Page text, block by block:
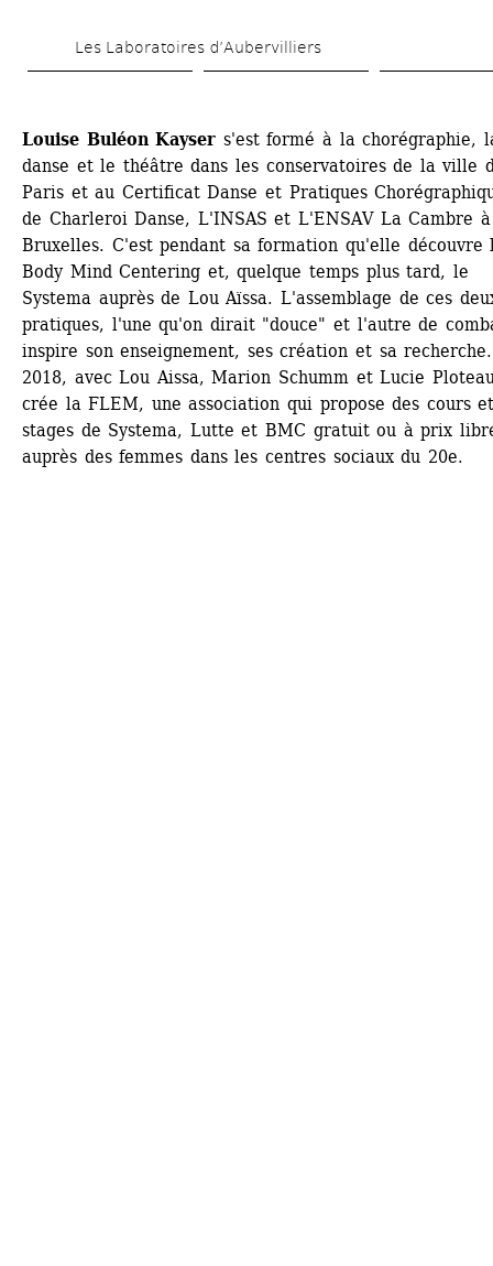
to
Les Laboratoires d’Aubervilliers
Louise Buléon Kayser s'est formé à la chorégraphie,
danse et le théâtre dans les conservatoires de la ville
Paris et au Certificat Danse et Pratiques
de Charleroi Danse, L'INSAS et L'ENSAV La Cambre à
Bruxelles. C'est pendant sa formation qu'elle découvre
Body Mind Centering et, quelque temps plus tard, le
Systema auprès de Lou Aïssa. L'assemblage de ces
pratiques, l'une qu'on dirait "douce" et l'autre de
inspire son enseignement, ses création et sa
2018, avec Lou Aissa, Marion Schumm et Lucie
crée la FLEM, une association qui propose des cours
stages de Systema, Lutte et BMC gratuit ou à prix
auprès des femmes dans les centres sociaux du 20e.